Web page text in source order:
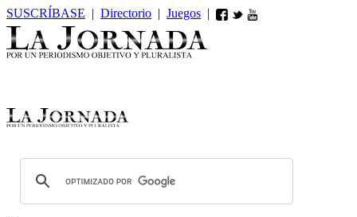
SUSCRÍBASE | Directorio | Juegos |